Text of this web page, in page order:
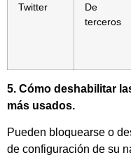
Twitter
De
terceros
5. Cómo deshabilitar
más usados.
Pueden bloquearse o
de configuración de su